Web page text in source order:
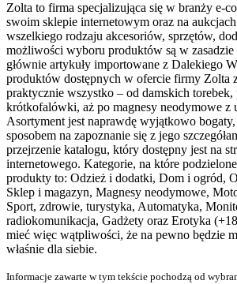
Zolta to firma specjalizująca się w branży e-
swoim sklepie internetowym oraz na
wszelkiego rodzaju akcesoriów, sprzętów,
możliwości wyboru produktów są w zasadzie
głównie artykuły importowane z Dalekiego
produktów dostępnych w ofercie firmy Zolta
praktycznie wszystko – od damskich torebek,
krótkofalówki, aż po magnesy neodymowe z
Asortyment jest naprawdę wyjątkowo
sposobem na zapoznanie się z jego
przejrzenie katalogu, który dostępny jest na
internetowego. Kategorie, na które
produkty to: Odzież i dodatki, Dom i ogród,
Sklep i magazyn, Magnesy neodymowe,
Sport, zdrowie, turystyka, Automatyka,
radiokomunikacja, Gadżety oraz Erotyka
mieć więc wątpliwości, że na pewno będzie
właśnie dla siebie.
Informacje zawarte w tym tekście pochodzą od